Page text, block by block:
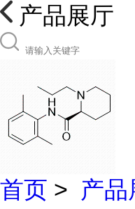
产品展厅
首页 > 产品